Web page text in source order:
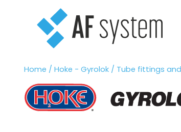
contenuto
Home / Hoke - Gyrolok / Tube fittings